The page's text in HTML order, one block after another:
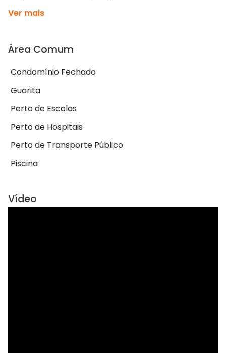
Ver mais
Área Comum
Condomínio Fechado
Guarita
Perto de Escolas
Perto de Hospitais
Perto de Transporte Público
Piscina
Vídeo